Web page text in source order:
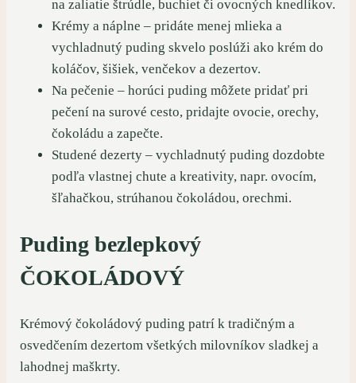
na zaliatie štrúdle, buchiet či ovocných knedlíkov.
Krémy a náplne – pridáte menej mlieka a
vychladnutý puding skvelo poslúži ako krém do
koláčov, šišiek, venčekov a dezertov.
Na pečenie – horúci puding môžete pridať pri
pečení na surové cesto, pridajte ovocie, orechy,
čokoládu a zapečte.
Studené dezerty – vychladnutý puding dozdobte
podľa vlastnej chute a kreativity, napr. ovocím,
šľahačkou, strúhanou čokoládou, orechmi.
Puding bezlepkový
ČOKOLÁDOVÝ
Krémový čokoládový puding patrí k tradičným a
osvedčením dezertom všetkých milovníkov sladkej a
lahodnej maškrty.